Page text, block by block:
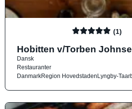
(1)
Hobitten v/Torben
Dansk
Restauranter
DanmarkRegion HovedstadenLyngby-